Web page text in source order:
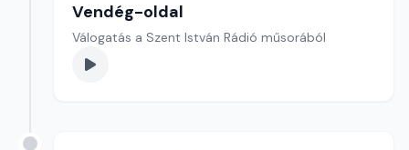
Vendég-oldal
Válogatás a Szent István Rádió műsorából